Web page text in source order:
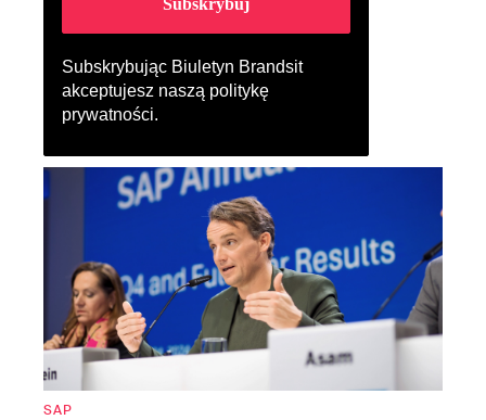
Subskrybując Biuletyn Brandsit
akceptujesz naszą politykę
prywatności.
SAP